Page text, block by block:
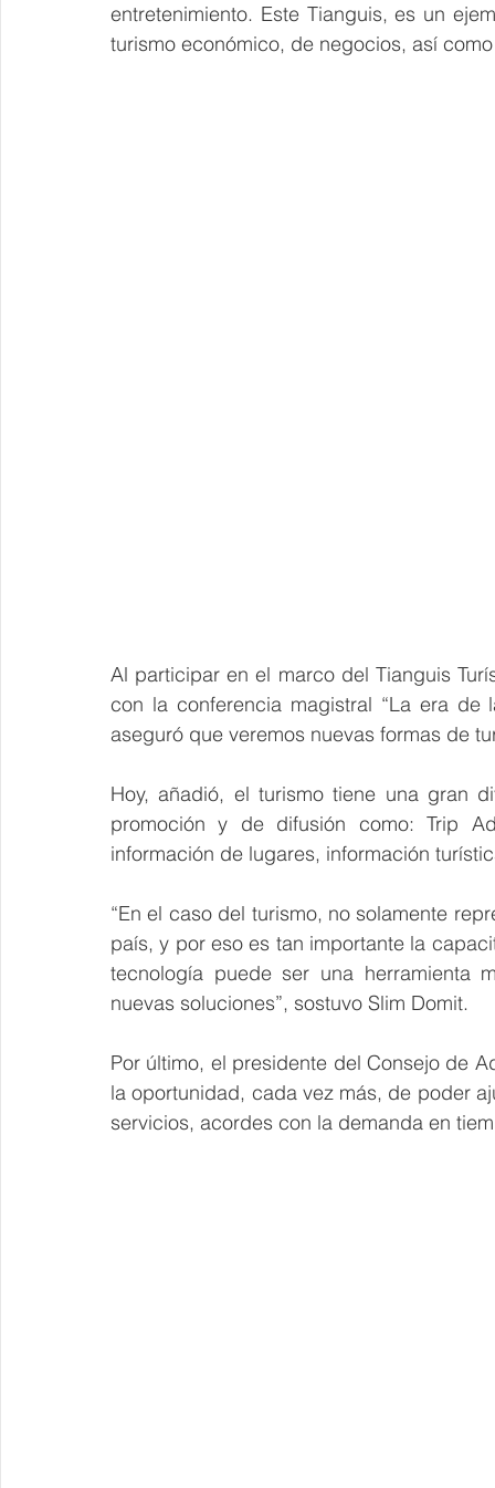
entretenimiento. Este Tianguis, es un
turismo económico, de negocios, así
Al participar en el marco del Tianguis
con la conferencia magistral “La era de
aseguró que veremos nuevas formas de
Hoy, añadió, el turismo tiene una gran
promoción y de difusión como: Trip
información de lugares, información
“En el caso del turismo, no solamente
país, y por eso es tan importante la
tecnología puede ser una herramienta
nuevas soluciones”, sostuvo Slim Domit.
Por último, el presidente del Consejo de
la oportunidad, cada vez más, de poder
servicios, acordes con la demanda en